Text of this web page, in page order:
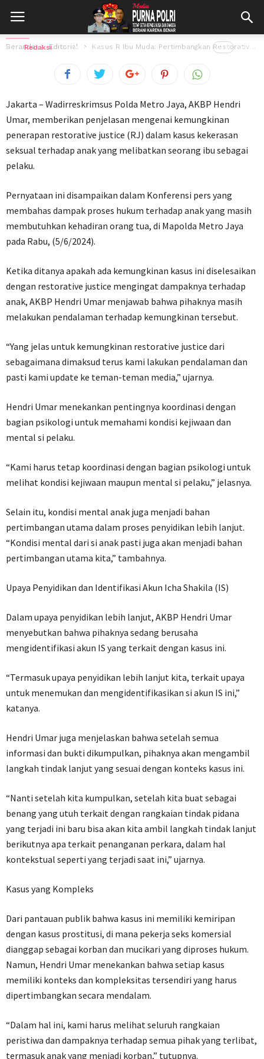
Beranda Editorial Kasus R Ibu Muda: Pertimbangkan Restorative Justice dan Dampaknya
Kasus R Ibu Muda: Pertimbangkan
Restorative Justice dan Dampaknya
Oleh Redaksi 5 Juni 2024 143 views
Jakarta – Wadirreskrimsus Polda Metro Jaya, AKBP Hendri
Umar, memberikan penjelasan mengenai kemungkinan
penerapan restorative justice (RJ) dalam kasus kekerasan
seksual terhadap anak yang melibatkan seorang ibu sebagai
pelaku.
Pernyataan ini disampaikan dalam Konferensi pers yang
membahas dampak proses hukum terhadap anak yang masih
membutuhkan kehadiran orang tua, di Mapolda Metro Jaya
pada Rabu, (5/6/2024).
Ketika ditanya apakah ada kemungkinan kasus ini diselesaikan
dengan restorative justice mengingat dampaknya terhadap
anak, AKBP Hendri Umar menjawab bahwa pihaknya masih
melakukan pendalaman terhadap kemungkinan tersebut.
“Yang jelas untuk kemungkinan restorative justice dari
sebagaimana dimaksud terus kami lakukan pendalaman dan
pasti kami update ke teman-teman media,” ujarnya.
Hendri Umar menekankan pentingnya koordinasi dengan
bagian psikologi untuk memahami kondisi kejiwaan dan
mental si pelaku.
“Kami harus tetap koordinasi dengan bagian psikologi untuk
melihat kondisi kejiwaan maupun mental si pelaku,” jelasnya.
Selain itu, kondisi mental anak juga menjadi bahan
pertimbangan utama dalam proses penyidikan lebih lanjut.
“Kondisi mental dari si anak pasti juga akan menjadi bahan
pertimbangan utama kita,” tambahnya.
Upaya Penyidikan dan Identifikasi Akun Icha Shakila (IS)
Dalam upaya penyidikan lebih lanjut, AKBP Hendri Umar
menyebutkan bahwa pihaknya sedang berusaha
mengidentifikasi akun IS yang terkait dengan kasus ini.
“Termasuk upaya penyidikan lebih lanjut kita, terkait upaya
untuk menemukan dan mengidentifikasikan si akun IS ini,”
katanya.
Hendri Umar juga menjelaskan bahwa setelah semua
informasi dan bukti dikumpulkan, pihaknya akan mengambil
langkah tindak lanjut yang sesuai dengan konteks kasus ini.
“Nanti setelah kita kumpulkan, setelah kita buat sebagai
benang yang utuh terkait dengan rangkaian tindak pidana
yang terjadi ini baru bisa akan kita ambil langkah tindak lanjut
berikutnya apa terkait penanganan perkara, dalam hal
kontekstual seperti yang terjadi saat ini,” ujarnya.
Kasus yang Kompleks
Dari pantauan publik bahwa kasus ini memiliki kemiripan
dengan kasus prostitusi, di mana pekerja seks komersial
dianggap sebagai korban dan mucikari yang diproses hukum.
Namun, Hendri Umar menekankan bahwa setiap kasus
memiliki konteks dan kompleksitas tersendiri yang harus
dipertimbangkan secara mendalam.
“Dalam hal ini, kami harus melihat seluruh rangkaian
peristiwa dan dampaknya terhadap semua pihak yang terlibat,
termasuk anak yang menjadi korban,” tutupnya.